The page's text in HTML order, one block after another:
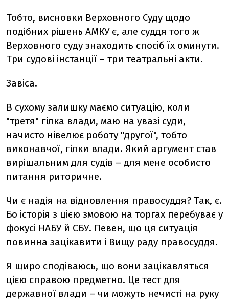
Тобто, висновки Верховного Суду щодо
подібних рішень АМКУ є, але суддя того ж
Верховного суду знаходить спосіб їх оминути.
Три судові інстанції – три театральні акти.
Завіса.
В сухому залишку маємо ситуацію, коли
"третя" гілка влади, маю на увазі суди,
начисто нівелює роботу "другої", тобто
виконавчої, гілки влади. Який аргумент став
вирішальним для судів – для мене особисто
питання риторичне.
Чи є надія на відновлення правосуддя? Так, є.
Бо історія з цією змовою на торгах перебуває у
фокусі НАБУ й СБУ. Певен, що ця ситуація
повинна зацікавити і Вищу раду правосуддя.
Я щиро сподіваюсь, що вони зацікавляться
цією справою предметно. Це тест для
державної влади – чи можуть нечисті на руку